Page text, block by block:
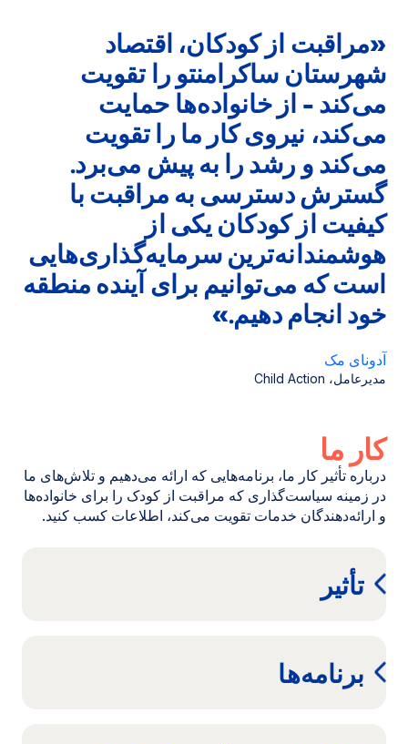
«مراقبت از کودکان، اقتصاد
شهرستان ساکرامنتو را تقویت
می‌کند - از خانواده‌ها حمایت
می‌کند، نیروی کار ما را تقویت
می‌کند و رشد را به پیش می‌برد.
گسترش دسترسی به مراقبت با
کیفیت از کودکان یکی از
هوشمندانه‌ترین سرمایه‌گذاری‌هایی
است که می‌توانیم برای آینده منطقه
خود انجام دهیم.»
آدونای مک
مدیرعامل، Child Action
کار ما
درباره تأثیر کار ما، برنامه‌هایی که ارائه می‌دهیم و تلاش‌های ما
در زمینه سیاست‌گذاری که مراقبت از کودک را برای خانواده‌ها
و ارائه‌دهندگان خدمات تقویت می‌کند، اطلاعات کسب کنید.
تأثیر
برنامه‌ها